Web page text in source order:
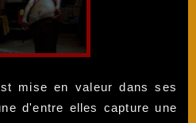
mise en valeur dans ses
d'entre elles capture une